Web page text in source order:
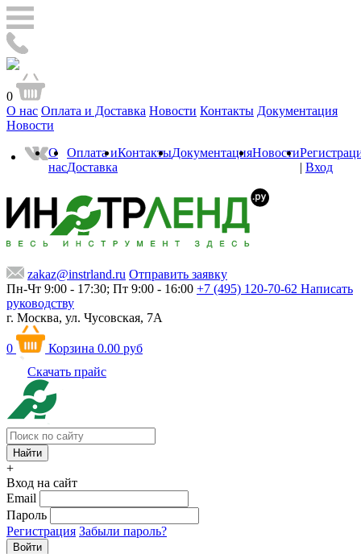
0
О нас Оплата и Доставка Новости Контакты Документация
Новости
О
нас
Оплата и
Доставка
КонтактыДокументацияНовости
| Вход
zakaz@instrland.ru Отправить заявку
Пн-Чт 9:00 - 17:30; Пт 9:00 - 16:00 +7 (495) 120-70-62 Написать
руководству
г. Москва, ул. Чусовская, 7А
0 Корзина 0.00 руб
Скачать прайс
+
Вход на сайт
Email
Пароль
Регистрация Забыли пароль?
Войти